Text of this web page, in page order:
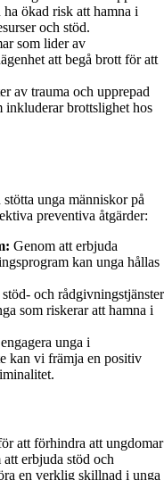
ökad risk att hamna i
och stöd.
som lider av
att begå brott för att
av trauma och upprepad
inkluderar brottslighet hos
unga människor på
preventiva åtgärder:
Genom att erbjuda
kan unga hållas
och rådgivningstjänster
som riskerar att hamna i
unga i
kan vi främja en positiv
att förhindra att ungdomar
erbjuda stöd och
en verklig skillnad i unga